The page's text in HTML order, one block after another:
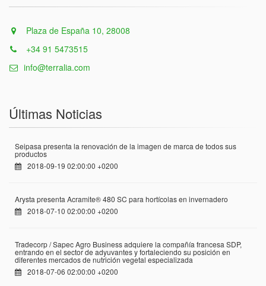
Plaza de España 10, 28008
+34 91 5473515
info@terralia.com
Últimas Noticias
Seipasa presenta la renovación de la imagen de marca de todos sus
productos
2018-09-19 02:00:00 +0200
Arysta presenta Acramite® 480 SC para hortícolas en invernadero
2018-07-10 02:00:00 +0200
Tradecorp / Sapec Agro Business adquiere la compañía francesa SDP,
entrando en el sector de adyuvantes y fortaleciendo su posición en
diferentes mercados de nutrición vegetal especializada
2018-07-06 02:00:00 +0200